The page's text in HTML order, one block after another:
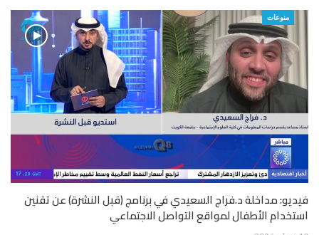
منوعات
فيديو: مداخلة د.فراج السعيدي في برنامج (قبل النشرة) عن تقنين
استخدام الأطفال لمواقع التواصل الاجتماعي